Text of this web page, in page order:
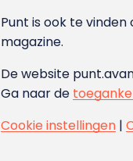
Punt is ook te vinden
magazine.
De website
Ga naar de
Cookie instellingen |